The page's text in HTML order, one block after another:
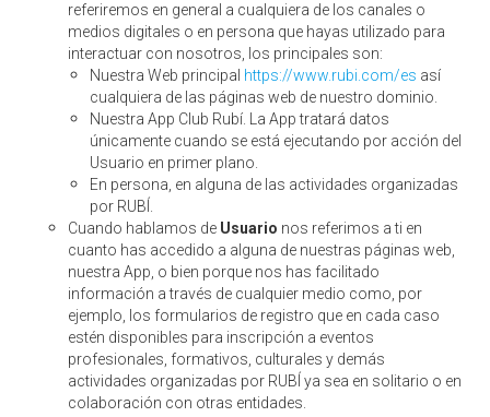
referiremos en general a cualquiera de los canales o
medios digitales o en persona que hayas utilizado para
interactuar con nosotros, los principales son:
Nuestra Web principal https://www.rubi.com/es así
cualquiera de las páginas web de nuestro dominio.
Nuestra App Club Rubí. La App tratará datos
únicamente cuando se está ejecutando por acción del
Usuario en primer plano.
En persona, en alguna de las actividades organizadas
por RUBÍ.
Cuando hablamos de Usuario nos referimos a ti en
cuanto has accedido a alguna de nuestras páginas web,
nuestra App, o bien porque nos has facilitado
información a través de cualquier medio como, por
ejemplo, los formularios de registro que en cada caso
estén disponibles para inscripción a eventos
profesionales, formativos, culturales y demás
actividades organizadas por RUBÍ ya sea en solitario o en
colaboración con otras entidades.